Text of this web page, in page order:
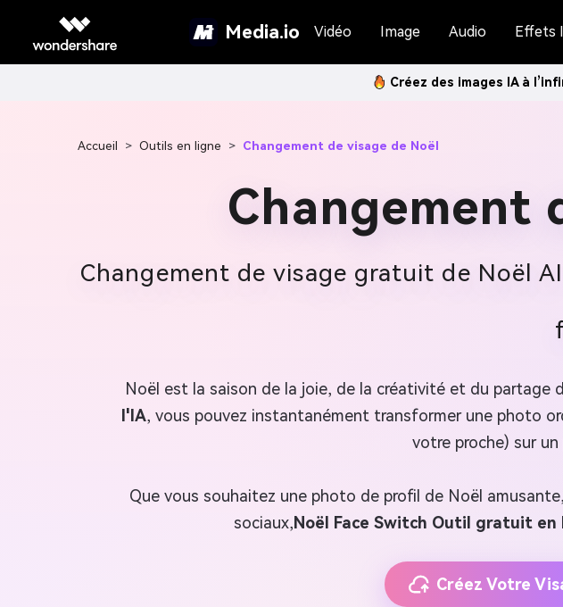
Media.io Vidéo Image Audio Effets
Créez des images IA à
Accueil > Outils en ligne > Changement de visage de Noël
Changement
Changement de visage gratuit de Noël
Noël est la saison de la joie, de la créativité et du partage
l'IA, vous pouvez instantanément transformer une photo
votre proche) sur
Que vous souhaitez une photo de profil de Noël
sociaux,Noël Face Switch Outil gratuit en
Créez Votre